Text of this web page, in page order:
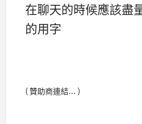
在聊天的時候應該盡
的用字
( 贊助商連結... )